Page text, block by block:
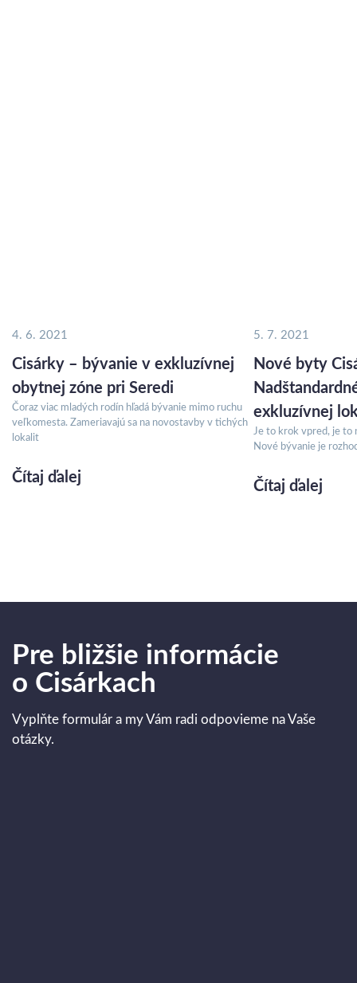
4. 6. 2021
Cisárky – bývanie v exkluzívnej
obytnej zóne pri Seredi
Čoraz viac mladých rodín hľadá bývanie mimo ruchu
veľkomesta. Zameriavajú sa na novostavby v tichých
lokalit
Čítaj ďalej
5. 7. 2021
Nové byty
exkluzívnej
Je to krok vpred, je to
Nové bývanie je
Čítaj ďalej
Pre bližšie informácie
o Cisárkach
Vyplňte formulár a my Vám radi odpovieme na Vaše
otázky.